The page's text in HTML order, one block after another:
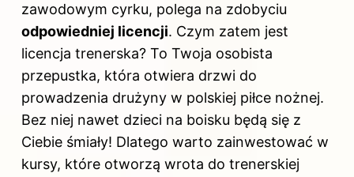
zawodowym cyrku, polega na zdobyciu
odpowiedniej licencji. Czym zatem jest
licencja trenerska? To Twoja osobista
przepustka, która otwiera drzwi do
prowadzenia drużyny w polskiej piłce nożnej.
Bez niej nawet dzieci na boisku będą się z
Ciebie śmiały! Dlatego warto zainwestować w
kursy, które otworzą wrota do trenerskiej